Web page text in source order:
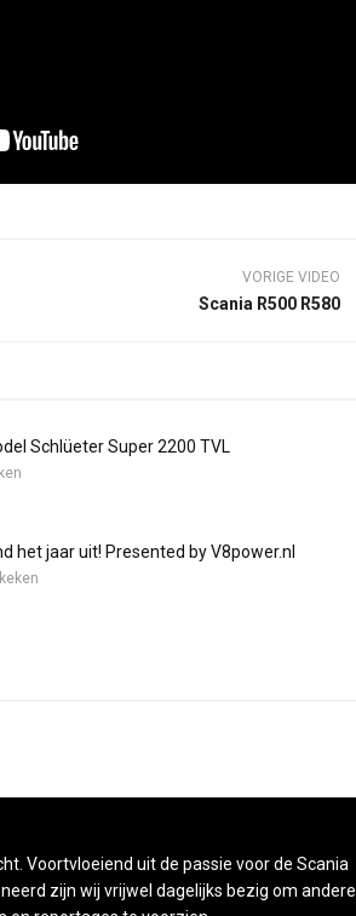
VORIGE VIDEO
Scania R500 R580
Schlüeter Super 2200 TVL
het jaar uit! Presented by V8power.nl
Voortvloeiend uit de passie voor de Scania
zijn wij vrijwel dagelijks bezig om andere